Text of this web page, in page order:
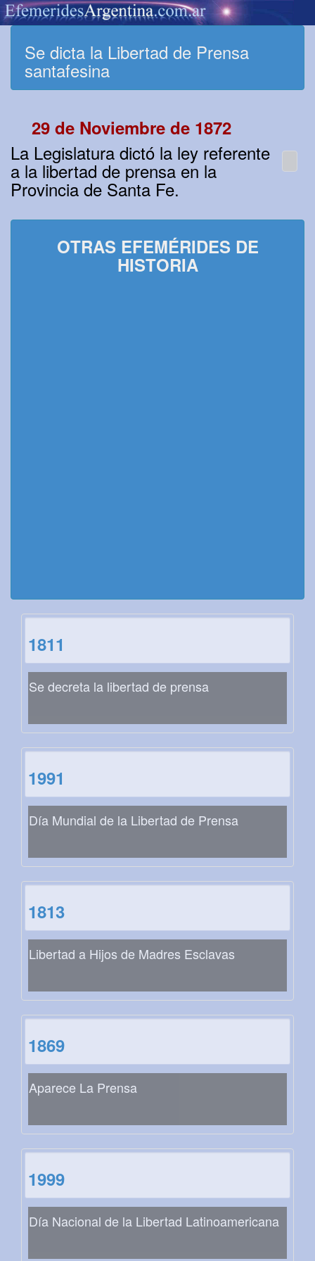
Se dicta la Libertad de Prensa
santafesina
29 de Noviembre de 1872
La Legislatura dictó la ley referente
a la libertad de prensa en la
Provincia de Santa Fe.
OTRAS EFEMÉRIDES DE
HISTORIA
1811
Se decreta la libertad de prensa
1991
Día Mundial de la Libertad de Prensa
1813
Libertad a Hijos de Madres Esclavas
1869
Aparece La Prensa
1999
Día Nacional de la Libertad Latinoamericana